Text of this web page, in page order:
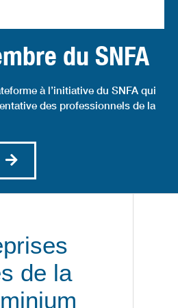
du SNFA
à l’initiative du SNFA qui
des professionnels de la
de la